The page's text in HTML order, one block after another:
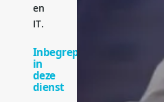
en
IT.
Inbegrepen
in
deze
dienst